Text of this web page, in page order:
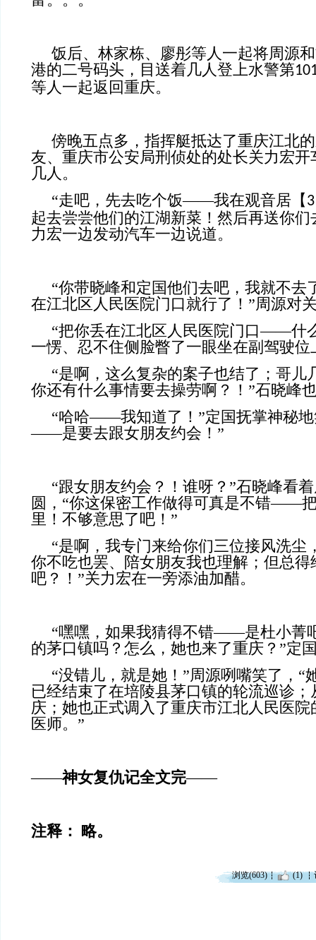
饭后、林家栋、廖彤等人一起将周源
港的二号码头，目送着几人登上水警第
等人一起返回重庆。
傍晚五点多，指挥艇抵达了重庆江北
友、重庆市公安局刑侦处的处长关力宏
几人。
“走吧，先去吃个饭——我在观音居【3
起去尝尝他们的江湖新菜！然后再送你们
力宏一边发动汽车一边说道。
“你带晓峰和定国他们去吧，我就不
在江北区人民医院门口就行了！”周源对
“把你丢在江北区人民医院门口——什
一愣、忍不住侧脸瞥了一眼坐在副驾驶位
“是啊，这么复杂的案子也结了；哥儿
你还有什么事情要去操劳啊？！”石晓峰
“哈哈——我知道了！”定国抚掌神秘地
——是要去跟女朋友约会！”
“跟女朋友约会？！谁呀？”石晓峰看
圆，“你这保密工作做得可真是不错——
里！不够意思了吧！”
“是啊，我专门来给你们三位接风洗尘
你不吃也罢、陪女朋友我也理解；但总
吧？！”关力宏在一旁添油加醋。
“嘿嘿，如果我猜得不错——是杜小菁
的茅口镇吗？怎么，她也来了重庆？”定
“没错儿，就是她！”周源咧嘴笑了，“
已经结束了在培陵县茅口镇的轮流巡诊
庆；她也正式调入了重庆市江北人民医
医师。”
——神女复仇记全文完——
注释： 略。
浏览(603) (1)